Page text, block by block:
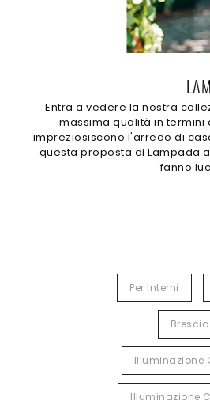
Entra a vedere la nostra
massima qualità in
impreziosiscono l'arredo di
questa proposta di Lampada
fanno
Per Interni
Brescia
Illuminazione
Illuminazione